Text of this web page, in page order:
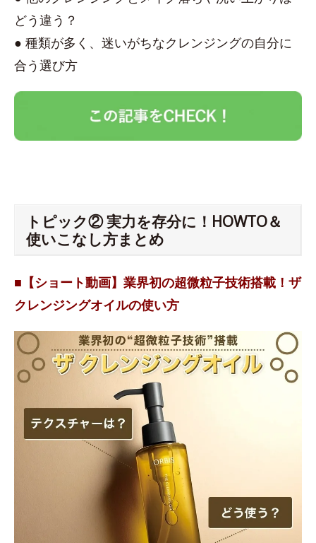
どう違う？
● 種類が多く、迷いがちなクレンジングの自分に
合う選び方
トピック② 実力を存分に！HOWTO＆
使いこなし方まとめ
■【ショート動画】業界初の超微粒子技術搭載！ザ
クレンジングオイルの使い方